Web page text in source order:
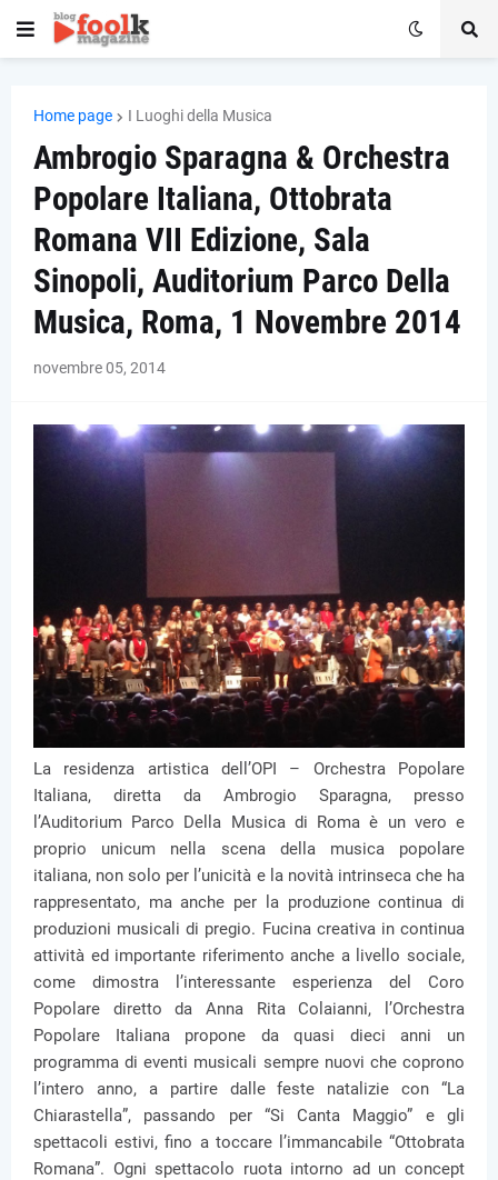
Home page I Luoghi della Musica
Ambrogio Sparagna & Orchestra
Popolare Italiana, Ottobrata
Romana VII Edizione, Sala
Sinopoli, Auditorium Parco Della
Musica, Roma, 1 Novembre 2014
novembre 05, 2014
La residenza artistica dell’OPI – Orchestra Popolare
Italiana, diretta da Ambrogio Sparagna, presso
l’Auditorium Parco Della Musica di Roma è un vero e
proprio unicum nella scena della musica popolare
italiana, non solo per l’unicità e la novità intrinseca che ha
rappresentato, ma anche per la produzione continua di
produzioni musicali di pregio. Fucina creativa in continua
attività ed importante riferimento anche a livello sociale,
come dimostra l’interessante esperienza del Coro
Popolare diretto da Anna Rita Colaianni, l’Orchestra
Popolare Italiana propone da quasi dieci anni un
programma di eventi musicali sempre nuovi che coprono
l’intero anno, a partire dalle feste natalizie con “La
Chiarastella”, passando per “Si Canta Maggio” e gli
spettacoli estivi, fino a toccare l’immancabile “Ottobrata
Romana”. Ogni spettacolo ruota intorno ad un concept